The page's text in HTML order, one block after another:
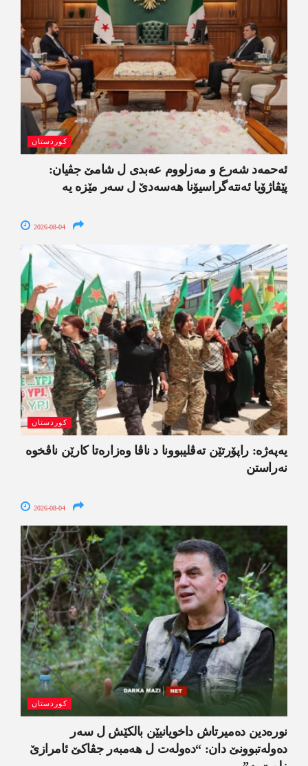
کوردستان
ئەحمەد شەرع و مەزلووم عەبدی ل شامێ جڤیان:
پێڤاژۆیا ئەنتەگراسیۆنا ھەسەدێ ل سەر مێزە یە
2026-08-04
کوردستان
یەپەژە: راپۆرتێن تەڤلیبوونا د ناڤا وەزارەتا کارێن ناڤخوە
نەراستن
2026-08-04
کوردستان
نورەدین دەمیرتاش داخویانیێن بالکێش ل سەر
دەولەتبوونێ دان: “دەولەت ل ھەمبەر جڤاکێ ئامرازێ